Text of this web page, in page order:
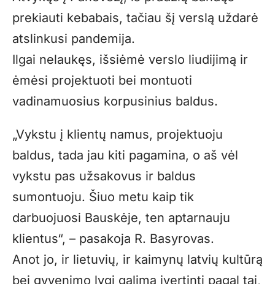
prekiauti kebabais, tačiau šį verslą uždarė
atslinkusi pandemija.
Ilgai nelaukęs, išsiėmė verslo liudijimą ir
ėmėsi projektuoti bei montuoti
vadinamuosius korpusinius baldus.
„Vykstu į klientų namus, projektuoju
baldus, tada jau kiti pagamina, o aš vėl
vykstu pas užsakovus ir baldus
sumontuoju. Šiuo metu kaip tik
darbuojuosi Bauskėje, ten aptarnauju
klientus“, – pasakoja R. Basyrovas.
Anot jo, ir lietuvių, ir kaimynų latvių kultūrą
bei gyvenimo lygį galima įvertinti pagal tai,